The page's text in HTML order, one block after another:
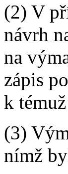
(2) V
návrh
na
zápis
k
(3)
nímž